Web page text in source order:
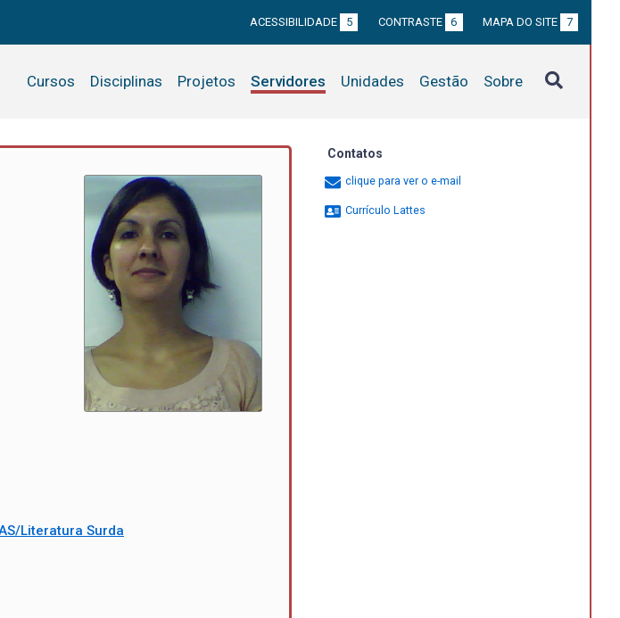
ACESSIBILIDADE 5 CONTRASTE 6 MAPA DO SITE 7
Cursos Disciplinas Projetos Servidores Unidades Gestão Sobre
Literatura Surda
Contatos
clique para ver o e-mail
Currículo Lattes